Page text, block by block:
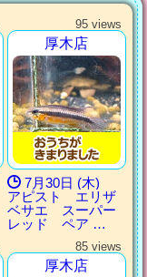
95 views
厚木店
7月30日 (木)
アピスト エリザ
ベサエ スーパー
レッド ペア …
85 views
厚木店